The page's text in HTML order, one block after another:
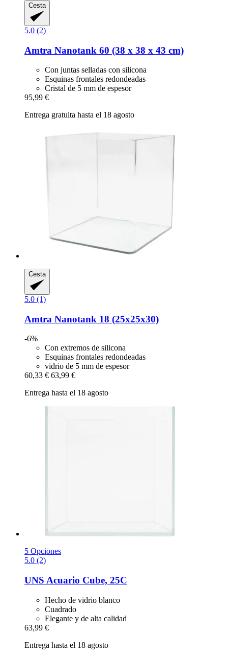
Cesta
5.0 (2)
Amtra Nanotank 60 (38 x 38 x 43 cm)
Con juntas selladas con silicona
Esquinas frontales redondeadas
Cristal de 5 mm de espesor
95,99 €
Entrega gratuita hasta el 18 agosto
Cesta
5.0 (1)
Amtra Nanotank 18 (25x25x30)
-6%
Con extremos de silicona
Esquinas frontales redondeadas
vidrio de 5 mm de espesor
60,33 € 63,99 €
Entrega hasta el 18 agosto
5 Opciones
5.0 (2)
UNS Acuario Cube, 25C
Hecho de vidrio blanco
Cuadrado
Elegante y de alta calidad
63,99 €
Entrega hasta el 18 agosto